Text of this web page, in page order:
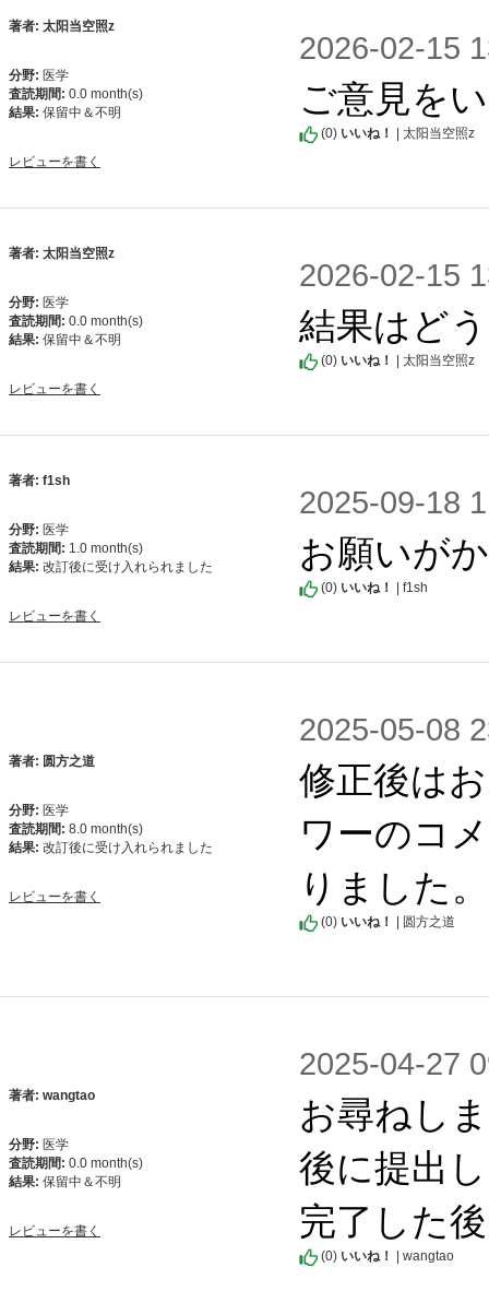
著者: 太阳当空照z
分野: 医学
査読期間: 0.0 month(s)
結果: 保留中＆不明
レビューを書く
2026-02-15
ご意見を
(0) いいね！ | 太阳当空照z
著者: 太阳当空照z
分野: 医学
査読期間: 0.0 month(s)
結果: 保留中＆不明
レビューを書く
2026-02-15
結果はど
(0) いいね！ | 太阳当空照z
著者: f1sh
分野: 医学
査読期間: 1.0 month(s)
結果: 改訂後に受け入れられました
レビューを書く
2025-09-18
お願いが
(0) いいね！ | f1sh
著者: 圆方之道
分野: 医学
査読期間: 8.0 month(s)
結果: 改訂後に受け入れられました
レビューを書く
2025-05-08
修正後は
ワーのコ
りました。
(0) いいね！ | 圆方之道
著者: wangtao
分野: 医学
査読期間: 0.0 month(s)
結果: 保留中＆不明
レビューを書く
2025-04-27
お尋ねし
後に提出
完了した
(0) いいね！ | wangtao